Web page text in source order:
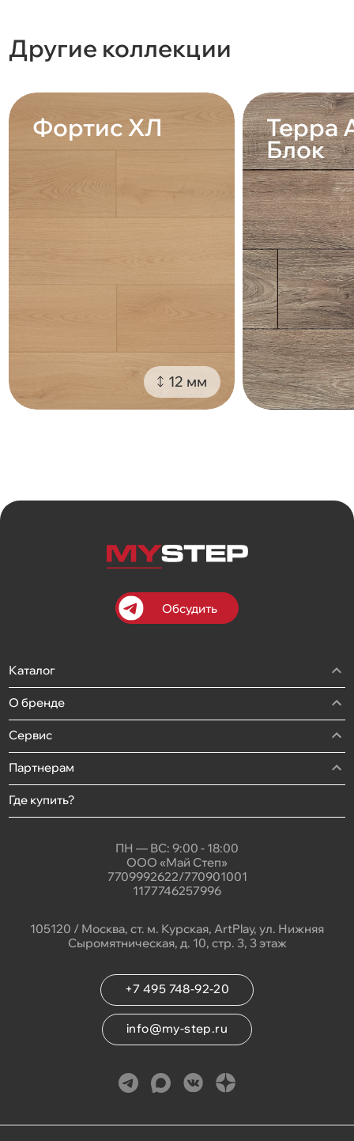
Другие коллекции
Фортис ХЛ
12 мм
Терра
Блок
Обсудить
Каталог
О бренде
Сервис
Партнерам
Где купить?
ПН — ВС: 9:00 - 18:00
ООО «Май Степ»
7709992622/770901001
1177746257996
105120 / Москва, ст. м. Курская, ArtPlay, ул. Нижняя
Сыромятническая, д. 10, стр. 3, 3 этаж
+7 495 748-92-20
info@my-step.ru